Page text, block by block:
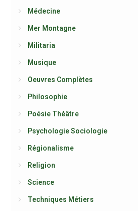
Médecine
Mer Montagne
Militaria
Musique
Oeuvres Complètes
Philosophie
Poésie Théâtre
Psychologie Sociologie
Régionalisme
Religion
Science
Techniques Métiers